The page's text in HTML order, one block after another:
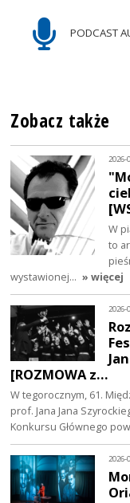
PODCAST
Zobacz także
2026-
W
to
wystawionej… » więcej
2026-
[ROZMOWA z…
W tegorocznym, 61.
prof. Jana Jana
Konkursu Głównego
2026-